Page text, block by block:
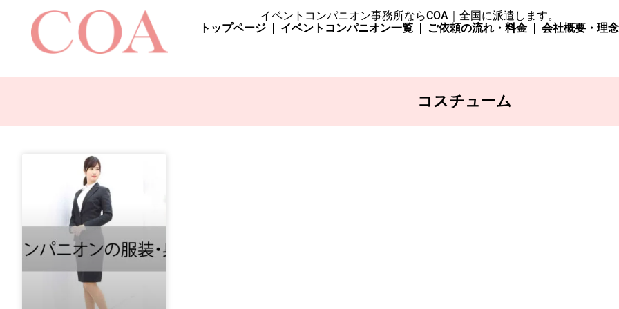
イベントコンパニオン事務所ならCOA｜全国に派遣します。
トップページ
イベントコンパニオン一覧 ご依頼の流れ・料金 会社概要・理念
コスチューム